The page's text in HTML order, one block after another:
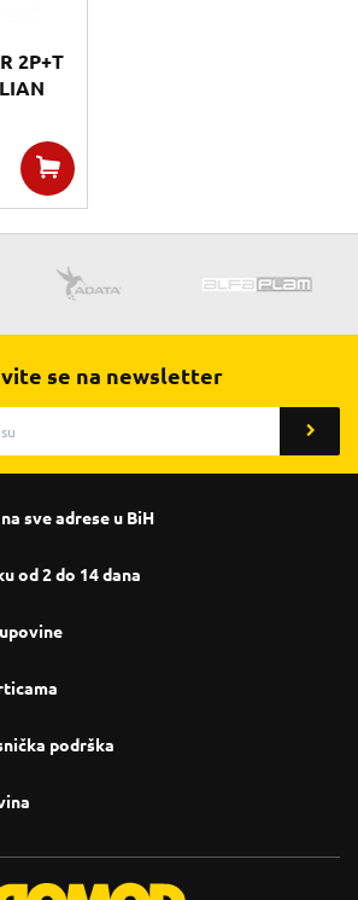
2P+T
se na newsletter
sve adrese u BiH
od 2 do 14 dana
podrška